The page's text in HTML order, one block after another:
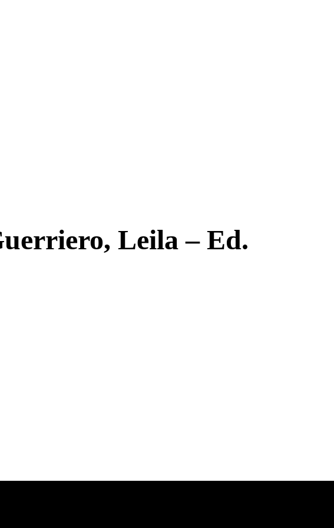
Leila – Ed.